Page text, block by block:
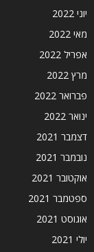
יוני 2022
מאי 2022
אפריל 2022
מרץ 2022
פברואר 2022
ינואר 2022
דצמבר 2021
נובמבר 2021
אוקטובר 2021
ספטמבר 2021
אוגוסט 2021
יולי 2021